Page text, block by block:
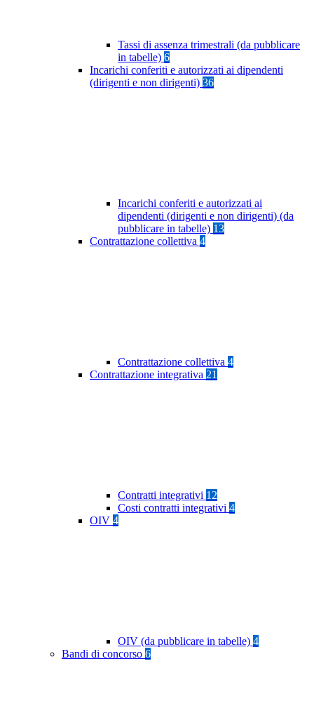
Tassi di assenza trimestrali (da pubblicare
in tabelle) 6
Incarichi conferiti e autorizzati ai dipendenti
(dirigenti e non dirigenti) 36
Incarichi conferiti e autorizzati ai
dipendenti (dirigenti e non dirigenti) (da
pubblicare in tabelle) 13
Contrattazione collettiva 4
Contrattazione collettiva 4
Contrattazione integrativa 21
Contratti integrativi 12
Costi contratti integrativi 4
OIV 4
OIV (da pubblicare in tabelle) 4
Bandi di concorso 6